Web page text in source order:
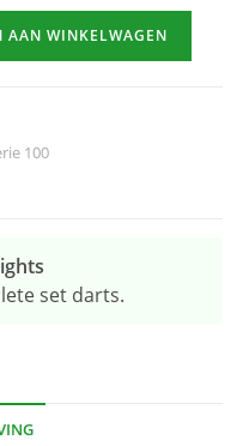
AAN WINKELWAGEN
100
set darts.